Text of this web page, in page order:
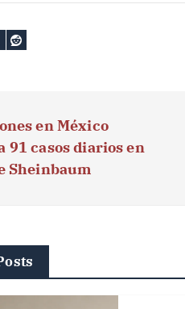
en México
91 casos diarios en
Sheinbaum